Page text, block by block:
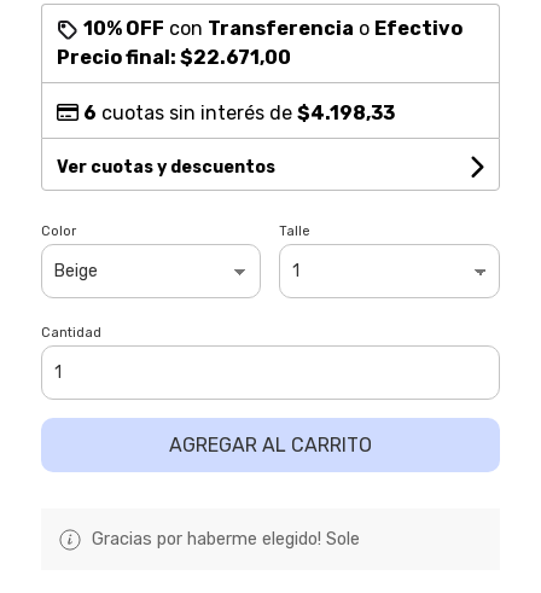
10% OFF con Transferencia o Efectivo
Precio final: $22.671,00
6 cuotas sin interés de $4.198,33
Ver cuotas y descuentos
Color Talle
Cantidad
AGREGAR AL CARRITO
Gracias por haberme elegido! Sole